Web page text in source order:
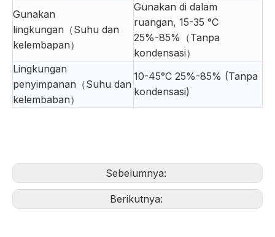
Gunakan
lingkungan（Suhu dan
kelembapan）
Gunakan di dalam
ruangan, 15-35 °C
25%-85%（Tanpa
kondensasi）
Lingkungan
penyimpanan（Suhu dan
kelembaban）
10-45°C 25%-85% (Tanpa
kondensasi)
Sebelumnya:
Berikutnya: